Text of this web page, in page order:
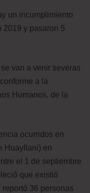
un incumplimiento
2019 y pasaron 5
van a venir severas
a la
Humanos, de la
ocurridos en
Huayllani) en
el 1 de septiembre
que existió
36 personas